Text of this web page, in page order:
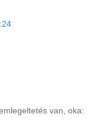
van, oka: